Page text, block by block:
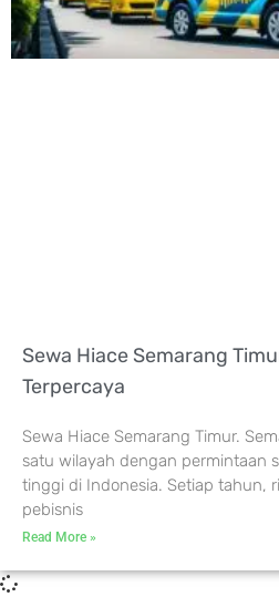
Sewa Hiace Semarang
Terpercaya
Sewa Hiace Semarang Timur.
satu wilayah dengan permintaan
tinggi di Indonesia. Setiap tahun,
pebisnis
Read More »